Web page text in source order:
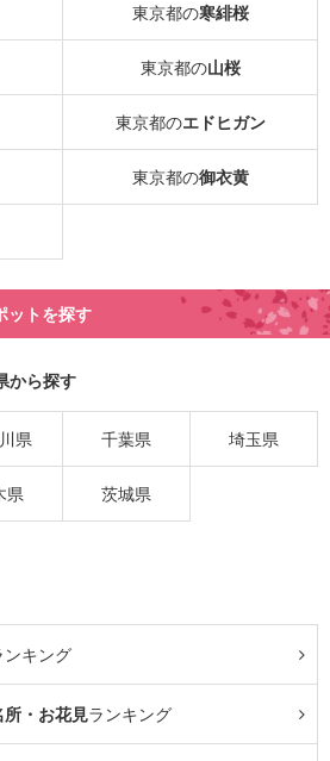
東京都の寒緋桜
東京都の山桜
東京都のエドヒガン
東京都の御衣黄
ットを探す
から探す
県 千葉県 埼玉県
県 茨城県
ンキング
・お花見ランキング